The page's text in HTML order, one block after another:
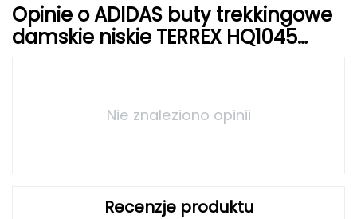
Granger's
Opinie o ADIDAS buty trekkingowe
damskie niskie TERREX HQ1045
Nie znaleziono opinii
Recenzje produktu